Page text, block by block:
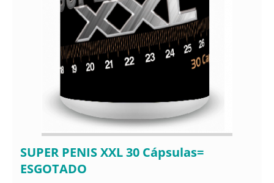
SUPER PENIS XXL 30 Cápsulas=
ESGOTADO